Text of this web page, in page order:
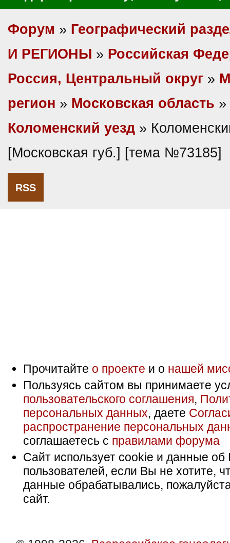
Форум » Географический
И РЕГИОНЫ » Российская
Россия, Центральный округ »
регион » Московская область »
Коломенский уезд »
[Московская губ.] [тема №73185]
RSS
Прочитайте о проекте и о нашей
Пользуясь сайтом вы принимаете
пользовательского соглашения,
персональных данных, даете
распространение персональных
соглашаетесь с правилами форума
Сайт использует cookie и данные об
пользователей, если Вы не хотите,
данные обрабатывались,
сайт.